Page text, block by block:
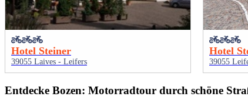
Hotel Steiner
39055 Laives - Leifers
Hotel
39055
Entdecke Bozen: Motorradtour durch schöne